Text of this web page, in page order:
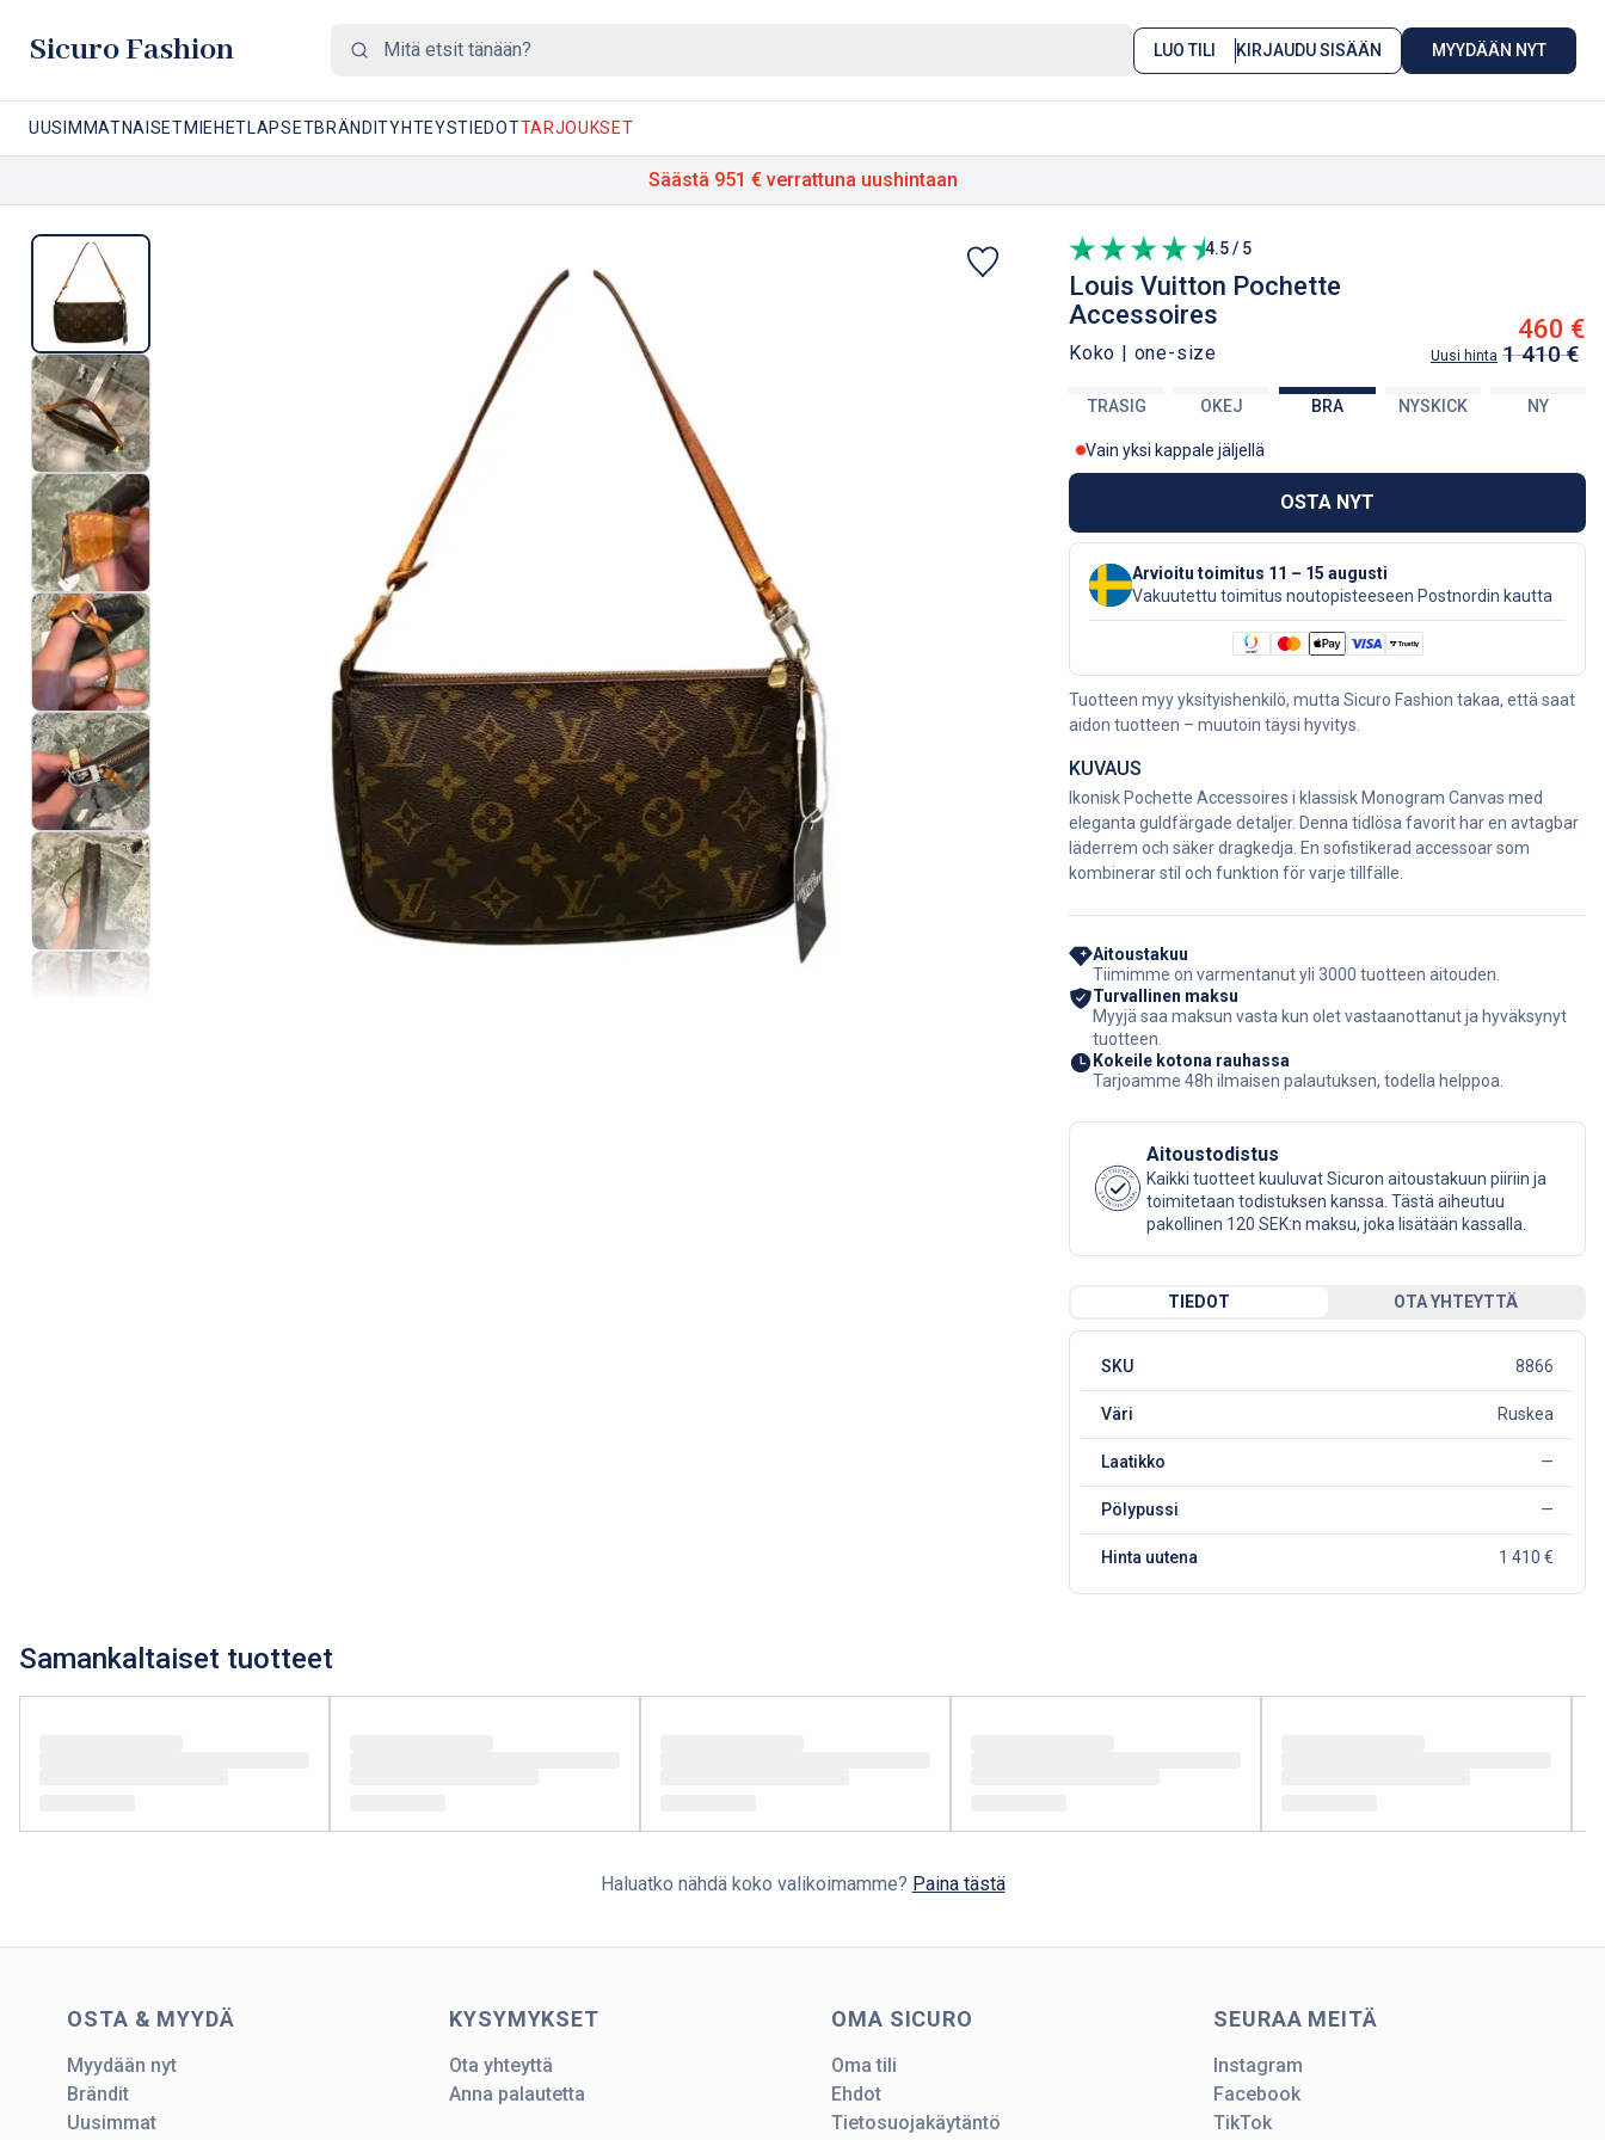
Sicuro Fashion LUO TILI KIRJAUDU SISÄÄN MYYDÄÄN NYT
UUSIMMATNAISETMIEHETLAPSETBRÄNDITYHTEYSTIEDOTTARJOUKSET
Säästä 951 € verrattuna uushintaan
4.5 / 5
Louis Vuitton Pochette
Accessoires
Koko | one-size
460 €
Uusi hinta 1 410 €
TRASIG OKEJ BRA NYSKICK NY
Vain yksi kappale jäljellä
OSTA NYT
Arvioitu toimitus 11 – 15 augusti
Vakuutettu toimitus noutopisteeseen Postnordin kautta
Tuotteen myy yksityishenkilö, mutta Sicuro Fashion takaa, että saat
aidon tuotteen – muutoin täysi hyvitys.
KUVAUS
Ikonisk Pochette Accessoires i klassisk Monogram Canvas med
eleganta guldfärgade detaljer. Denna tidlösa favorit har en avtagbar
läderrem och säker dragkedja. En sofistikerad accessoar som
kombinerar stil och funktion för varje tillfälle.
Aitoustakuu
Tiimimme on varmentanut yli 3000 tuotteen aitouden.
Turvallinen maksu
Myyjä saa maksun vasta kun olet vastaanottanut ja hyväksynyt
tuotteen.
Kokeile kotona rauhassa
Tarjoamme 48h ilmaisen palautuksen, todella helppoa.
AUTHENTIC
SICURO FASHION
Aitoustodistus
Kaikki tuotteet kuuluvat Sicuron aitoustakuun piiriin ja
toimitetaan todistuksen kanssa. Tästä aiheutuu
pakollinen 120 SEK:n maksu, joka lisätään kassalla.
TIEDOT OTA YHTEYTTÄ
SKU 8866
Väri Ruskea
Laatikko —
Pölypussi —
Hinta uutena 1 410 €
Samankaltaiset tuotteet
Haluatko nähdä koko valikoimamme? Paina tästä
OSTA & MYYDÄ
Myydään nyt
Brändit
Uusimmat
KYSYMYKSET
Ota yhteyttä
Anna palautetta
OMA SICURO
Oma tili
Ehdot
Tietosuojakäytäntö
SEURAA MEITÄ
Instagram
Facebook
TikTok